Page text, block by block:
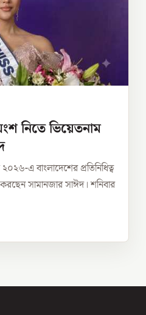
নিতে ভিয়েতনাম
২০২৬-এ বাংলাদেশের প্রতিনিধিত্ব
সামানজার সাঈদ। শনিবার